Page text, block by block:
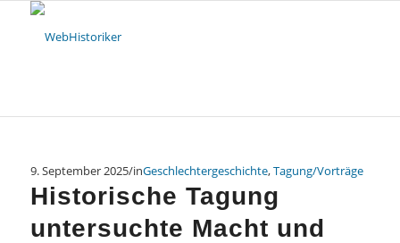
9. September 2025/inGeschlechtergeschichte,Tagung/Vorträge
Historische Tagung
untersuchte Macht und